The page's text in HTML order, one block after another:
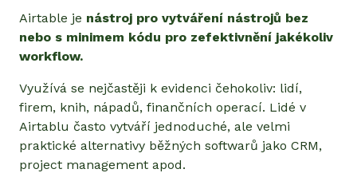
Airtable je nástroj pro vytváření nástrojů bez
nebo s minimem kódu pro zefektivnění jakékoliv
workflow.
Využívá se nejčastěji k evidenci čehokoliv: lidí,
firem, knih, nápadů, finančních operací. Lidé v
Airtablu často vytváří jednoduché, ale velmi
praktické alternativy běžných softwarů jako CRM,
project management apod.